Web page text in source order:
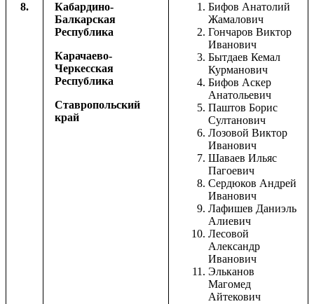
8.
Кабардино-
Балкарская
Республика
Карачаево-
Черкесская
Республика
Ставропольский
край
Бифов Анатолий
Жамалович
Гончаров Виктор
Иванович
Бытдаев Кемал
Курманович
Бифов Аскер
Анатольевич
Паштов Борис
Султанович
Лозовой Виктор
Иванович
Шаваев Ильяс
Пагоевич
Сердюков Андрей
Иванович
Лафишев Даниэль
Алиевич
Лесовой
Александр
Иванович
Эльканов
Магомед
Айтекович